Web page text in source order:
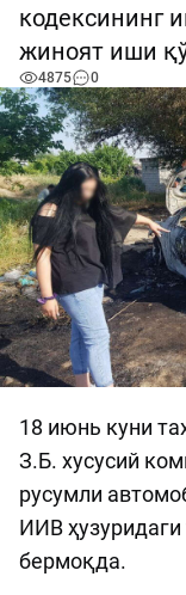
кодексининг
жиноят иши
4875 0
18 июнь куни
З.Б. хусусий
русумли
ИИВ
бермоқда.